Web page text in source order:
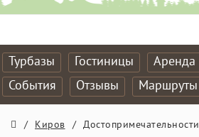
Турбазы Гостиницы Аренда
События
Отзывы Маршруты
/ Киров / Достопримечательности